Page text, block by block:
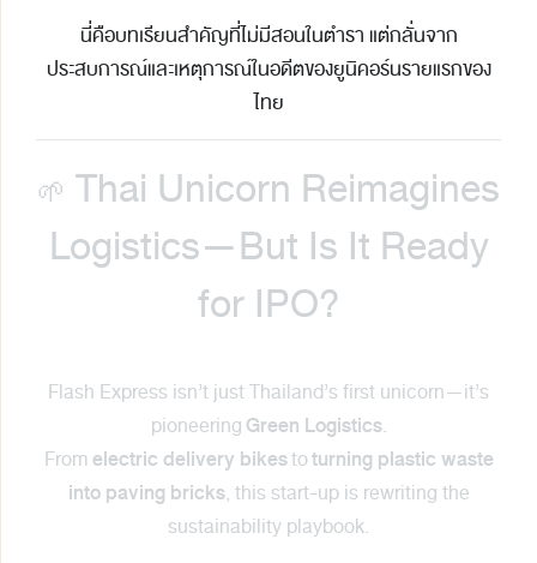
นี่คือบทเรียนสำคัญที่ไม่มีสอนในตำรา แต่กลั่นจาก
ประสบการณ์และเหตุการณ์ในอดีตของยูนิคอร์นรายแรกของ
ไทย
🌱 Thai Unicorn Reimagines
Logistics—But Is It Ready
for IPO?
Flash Express isn’t just Thailand’s first unicorn—it’s
pioneeringGreen Logistics.
Fromelectric delivery bikestoturning plastic waste
into paving bricks, this start-up is rewriting the
sustainability playbook.